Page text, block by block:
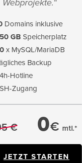
Webprojekte.“
Domains inklusive
GB Speicherplatz
x MySQL/MariaDB
Backup
Hotline
Zugang
€ 0€ mtl.*
JETZT STARTEN